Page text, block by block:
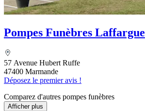
Pompes Funèbres Laffargue
57 Avenue Hubert Ruffe
47400 Marmande
Déposez le premier avis !
Comparez d'autres pompes funèbres
Afficher plus